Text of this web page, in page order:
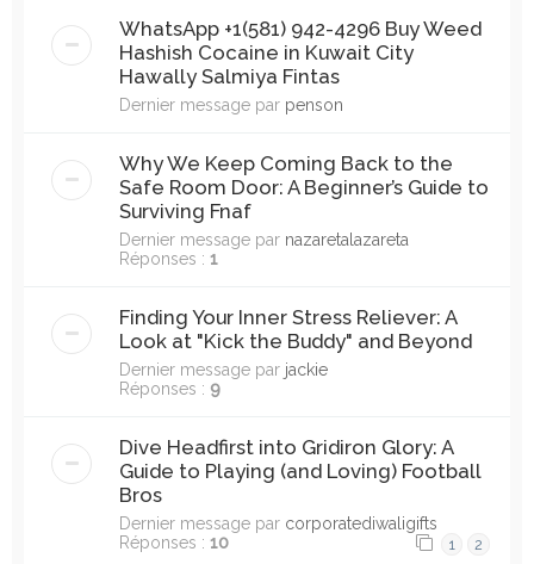
WhatsApp +1(581) 942-4296 Buy Weed
Hashish Cocaine in Kuwait City
Hawally Salmiya Fintas
Dernier message par penson
Why We Keep Coming Back to the
Safe Room Door: A Beginner’s Guide to
Surviving Fnaf
Dernier message par nazaretalazareta
Réponses : 1
Finding Your Inner Stress Reliever: A
Look at "Kick the Buddy" and Beyond
Dernier message par jackie
Réponses : 9
Dive Headfirst into Gridiron Glory: A
Guide to Playing (and Loving) Football
Bros
Dernier message par corporatediwaligifts
Réponses : 10 1 2